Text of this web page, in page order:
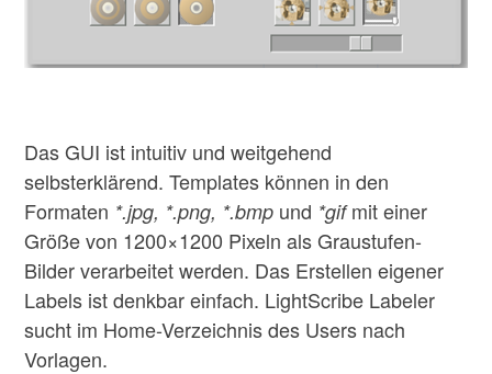
Das GUI ist intuitiv und weitgehend
selbsterklärend. Templates können in den
Formaten *.jpg, *.png, *.bmp und *gifmit einer
Größe von 1200×1200 Pixeln als Graustufen-
Bilder verarbeitet werden. Das Erstellen eigener
Labels ist denkbar einfach. LightScribe Labeler
sucht im Home-Verzeichnis des Users nach
Vorlagen.